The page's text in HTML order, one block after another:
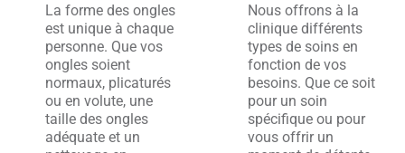
La forme des ongles
est unique à chaque
personne. Que vos
ongles soient
normaux, plicaturés
ou en volute, une
taille des ongles
adéquate et un
Nous offrons à la
clinique différents
types de soins en
fonction de vos
besoins. Que ce soit
pour un soin
spécifique ou pour
vous offrir un